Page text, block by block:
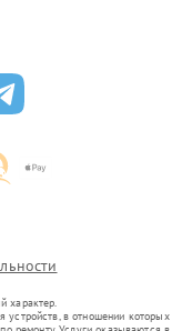
характер.
устройств, в отношении которых